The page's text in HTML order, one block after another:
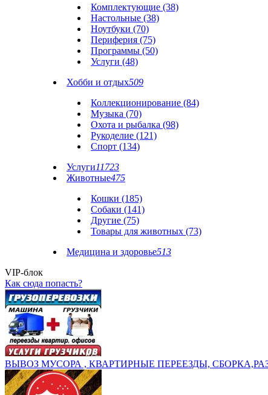
Комплектующие (38)
Настольные (38)
Ноутбуки (70)
Периферия (75)
Программы (50)
Услуги (48)
Хобби и отдых509
Коллекционирование (84)
Музыка (70)
Охота и рыбалка (98)
Рукоделие (121)
Спорт (134)
Услуги11723
Животные475
Кошки (185)
Собаки (141)
Другие (75)
Товары для животных (73)
Медицина и здоровье513
VIP-блок
Как сюда попасть?
ВЫВОЗ МУСОРА , КВАРТИРНЫЕ ПЕРЕЕЗДЫ,